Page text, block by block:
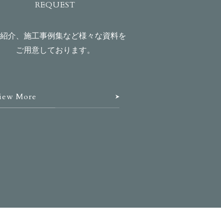
REQUEST
介、施工事例集など様々な資料を
ご用意しております。
More